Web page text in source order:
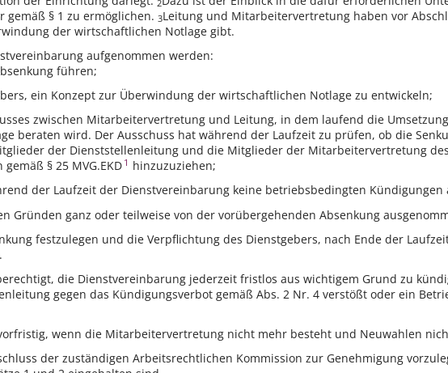
2
§ 1 zu ermöglichen. 3Leitung und Mitarbeitervertretung haben vor
der wirtschaftlichen Notlage gibt.
aufgenommen werden:
führen;
ein Konzept zur Überwindung der wirtschaftlichen Notlage zu entwickeln;
zwischen Mitarbeitervertretung und Leitung, in dem laufend die
beraten wird. Der Ausschuss hat während der Laufzeit zu prüfen, ob die
der Dienststellenleitung und die Mitglieder der Mitarbeitervertretung
§ 25 MVG.EKD 1 hinzuzuziehen;
der Laufzeit der Dienstvereinbarung keine betriebsbedingten Kündigungen
Gründen ganz oder teilweise von der vorübergehenden Absenkung
festzulegen und die Verpflichtung des Dienstgebers, nach Ende der
die Dienstvereinbarung jederzeit fristlos aus wichtigem Grund zu
gegen das Kündigungsverbot gemäß Abs. 2 Nr. 4 verstößt oder ein
wenn die Mitarbeitervertretung nicht mehr besteht und Neuwahlen
der zuständigen Arbeitsrechtlichen Kommission zur Genehmigung